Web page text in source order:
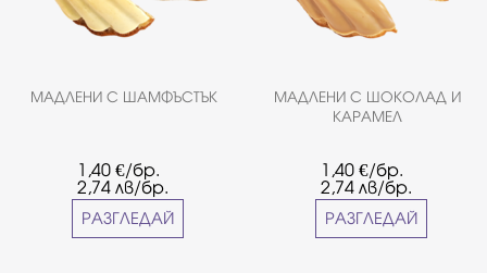
МАДЛЕНИ С ШАМФЪСТЪК
1,40 €/бр.
2,74 лв/бр.
РАЗГЛЕДАЙ
МАДЛЕНИ С ШОКОЛАД И
КАРАМЕЛ
1,40 €/бр.
2,74 лв/бр.
РАЗГЛЕДАЙ